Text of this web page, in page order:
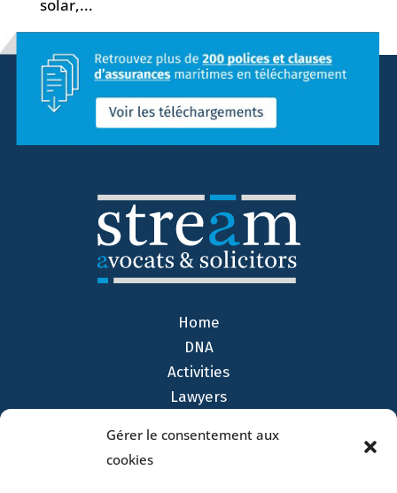
Gérer le consentement aux
cookies
solar,...
Home
DNA
Activities
Lawyers